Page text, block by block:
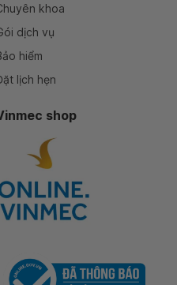
khoa
dịch vụ
hiểm
lịch hẹn
shop